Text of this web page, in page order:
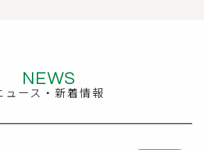
NEWS
ュース・新着情報